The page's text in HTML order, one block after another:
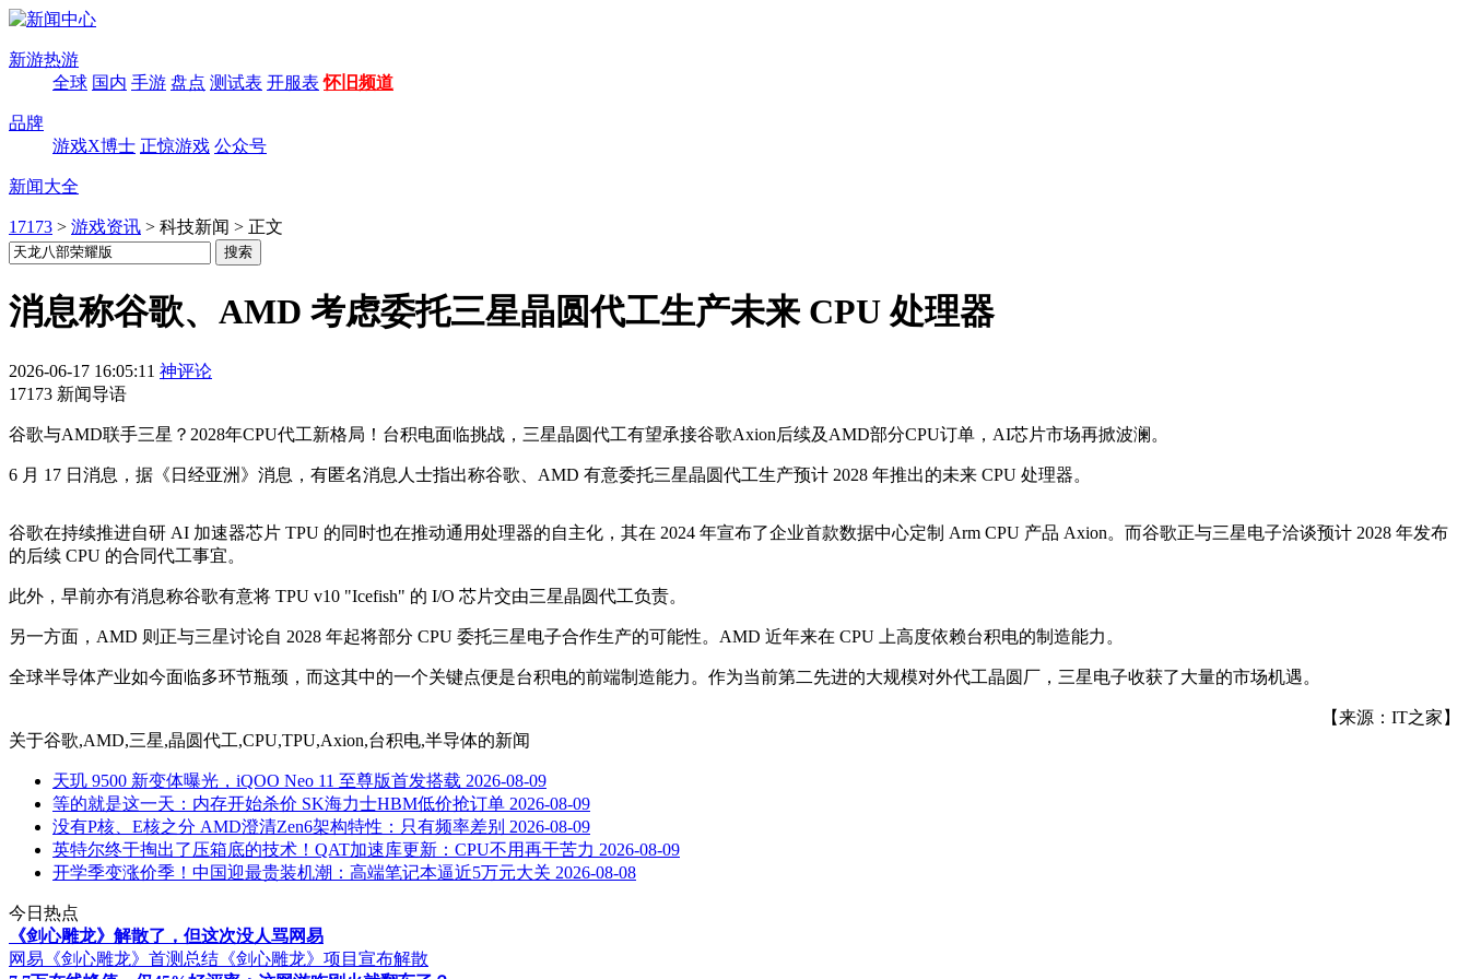
新游热游
全球 国内 手游 盘点 测试表 开服表 怀旧频道
品牌
游戏X博士 正惊游戏 公众号
新闻大全
17173 > 游戏资讯 > 科技新闻 > 正文
消息称谷歌、AMD 考虑委托三星晶圆代工生产未来 CPU 处理器
2026-06-17 16:05:11 神评论
17173 新闻导语
谷歌与AMD联手三星？2028年CPU代工新格局！台积电面临挑战，三星晶圆代工有望承接谷歌Axion后续及AMD部分CPU订单，AI芯片市场再掀波澜。
6 月 17 日消息，据《日经亚洲》消息，有匿名消息人士指出称谷歌、AMD 有意委托三星晶圆代工生产预计 2028 年推出的未来 CPU 处理器。
谷歌在持续推进自研 AI 加速器芯片 TPU 的同时也在推动通用处理器的自主化，其在 2024 年宣布了企业首款数据中心定制 Arm CPU 产品 Axion。而谷歌正与三星电子洽谈预计 2028 年发布
的后续 CPU 的合同代工事宜。
此外，早前亦有消息称谷歌有意将 TPU v10 "Icefish" 的 I/O 芯片交由三星晶圆代工负责。
另一方面，AMD 则正与三星讨论自 2028 年起将部分 CPU 委托三星电子合作生产的可能性。AMD 近年来在 CPU 上高度依赖台积电的制造能力。
全球半导体产业如今面临多环节瓶颈，而这其中的一个关键点便是台积电的前端制造能力。作为当前第二先进的大规模对外代工晶圆厂，三星电子收获了大量的市场机遇。
【来源：IT之家】
关于谷歌,AMD,三星,晶圆代工,CPU,TPU,Axion,台积电,半导体的新闻
天玑 9500 新变体曝光，iQOO Neo 11 至尊版首发搭载 2026-08-09
等的就是这一天：内存开始杀价 SK海力士HBM低价抢订单 2026-08-09
没有P核、E核之分 AMD澄清Zen6架构特性：只有频率差别 2026-08-09
英特尔终于掏出了压箱底的技术！QAT加速库更新：CPU不用再干苦力 2026-08-09
开学季变涨价季！中国迎最贵装机潮：高端笔记本逼近5万元大关 2026-08-08
今日热点
《剑心雕龙》解散了，但这次没人骂网易
网易《剑心雕龙》首测总结 《剑心雕龙》项目宣布解散